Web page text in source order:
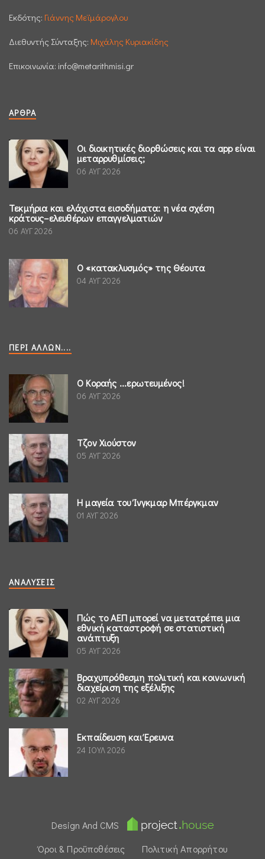
Εκδότης: Γιάννης Μεϊμάρογλου
Διεθυντής Σύνταξης: Μιχάλης Κυριακίδης
Επικοινωνία: info@metarithmisi.gr
ΆΡΘΡΑ
Οι διοικητικές διορθώσεις και τα app είναι
μεταρρυθμίσεις;
06 ΑΥΓ 2026
Τεκμήρια και ελάχιστα εισοδήματα: η νέα σχέση
κράτους–ελευθέρων επαγγελματιών
06 ΑΥΓ 2026
Ο «κατακλυσμός» της Θέουτα
04 ΑΥΓ 2026
ΠΕΡΊ ΆΛΛΩΝ....
Ο Κοραής ...ερωτευμένος!
06 ΑΥΓ 2026
Τζον Χιούστον
05 ΑΥΓ 2026
Η μαγεία του Ίνγκμαρ Μπέργκμαν
01 ΑΥΓ 2026
ΑΝΑΛΎΣΕΙΣ
Πώς το ΑΕΠ μπορεί να μετατρέπει μια
εθνική καταστροφή σε στατιστική
ανάπτυξη
05 ΑΥΓ 2026
Βραχυπρόθεσμη πολιτική και κοινωνική
διαχείριση της εξέλιξης
02 ΑΥΓ 2026
Εκπαίδευση και Έρευνα
24 ΙΟΥΛ 2026
Design And CMS
Όροι & Προϋποθέσεις
Πολιτική Απορρήτου